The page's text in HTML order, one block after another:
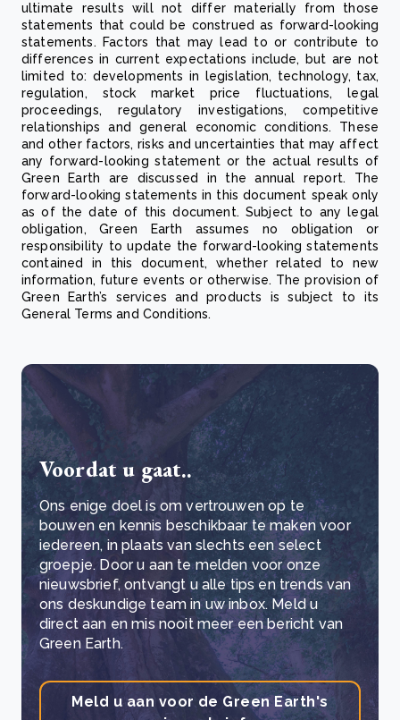
ultimate results will not differ materially from those
statements that could be construed as forward-looking
statements. Factors that may lead to or contribute to
differences in current expectations include, but are not
limited to: developments in legislation, technology, tax,
regulation, stock market price fluctuations, legal
proceedings, regulatory investigations, competitive
relationships and general economic conditions. These
and other factors, risks and uncertainties that may affect
any forward-looking statement or the actual results of
Green Earth are discussed in the annual report. The
forward-looking statements in this document speak only
as of the date of this document. Subject to any legal
obligation, Green Earth assumes no obligation or
responsibility to update the forward-looking statements
contained in this document, whether related to new
information, future events or otherwise. The provision of
Green Earth’s services and products is subject to its
General Terms and Conditions.
Voordat u gaat..
Ons enige doel is om vertrouwen op te
bouwen en kennis beschikbaar te maken voor
iedereen, in plaats van slechts een select
groepje. Door u aan te melden voor onze
nieuwsbrief, ontvangt u alle tips en trends van
ons deskundige team in uw inbox. Meld u
direct aan en mis nooit meer een bericht van
Green Earth.
Meld u aan voor de Green Earth's